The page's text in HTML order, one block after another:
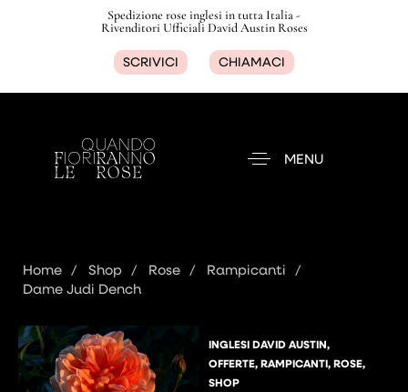
Spedizione rose inglesi in tutta Italia -
Rivenditori Ufficiali David Austin Roses
SCRIVICI CHIAMACI
MENU
Home Shop Rose
Rampicanti
Dame Judi Dench
INGLESI DAVID AUSTIN,
OFFERTE,RAMPICANTI,ROSE,
SHOP